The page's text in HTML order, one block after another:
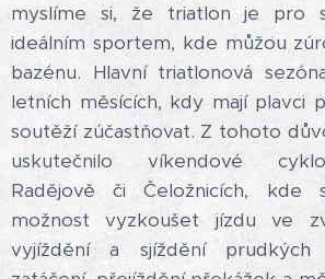
myslíme si, že triatlon je pro
ideálním sportem, kde můžou
bazénu. Hlavní triatlonová
letních měsících, kdy mají plavci
soutěží zúčastňovat. Z tohoto
uskutečnilo víkendové
Radějově či Čeložnicích, kde
možnost vyzkoušet jízdu ve
vyjíždění a sjíždění prudkých